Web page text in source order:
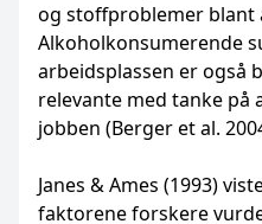
og stoffproblemer blant
Alkoholkonsumerende
arbeidsplassen er også
relevante med tanke
jobben (Berger et al.
Janes & Ames (1993)
faktorene forskere